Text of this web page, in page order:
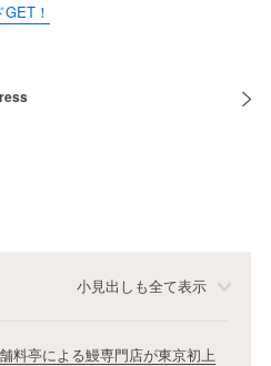
！
小見出しも全て表示
料亭による鰻専門店が東京初上